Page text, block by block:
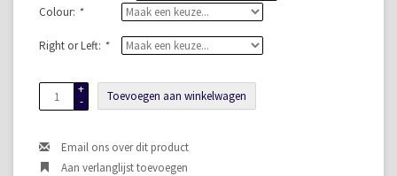
Colour: *
Right or Left: *
+
-
Toevoegen aan winkelwagen
Email ons over dit product
Aan verlanglijst toevoegen